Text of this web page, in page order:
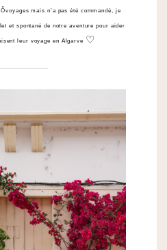
mais n’a pas été commandé, je
et spontané de notre aventure pour aider
leur voyage en Algarve ♡